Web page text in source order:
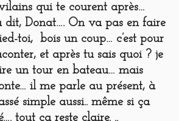
qui te courent après…
dit, Donat…. On va pas en faire
toi, bois un coup… c’est pour
et après tu sais quoi ? je
un tour en bateau… mais
il me parle au présent, à
simple aussi.. même si ça
tout ça reste claire. ..